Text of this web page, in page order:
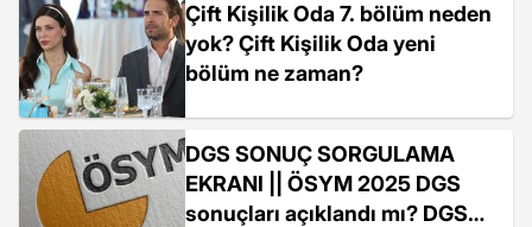
Çift Kişilik Oda 7. bölüm neden
yok? Çift Kişilik Oda yeni
bölüm ne zaman?
DGS SONUÇ SORGULAMA
EKRANI || ÖSYM 2025 DGS
sonuçları açıklandı mı? DGS